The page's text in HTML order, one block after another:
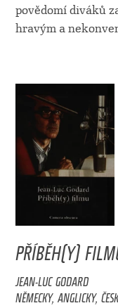
povědomí diváků
hravým a
PŘÍBĚH(Y)
JEAN-LUC GODARD
NĚMECKY, ANGLICKY,